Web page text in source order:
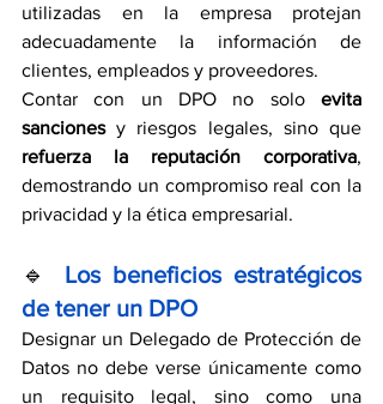
utilizadas en la empresa protejan
adecuadamente la información de
clientes, empleados y proveedores.
Contar con un DPO no solo evita
sanciones
refuerza la reputación corporativa,
demostrando un compromiso real con la
privacidad y la ética empresarial.
🔹
Los beneficios estratégicos
de tener un DPO
Designar un Delegado de Protección de
Datos no debe verse únicamente como